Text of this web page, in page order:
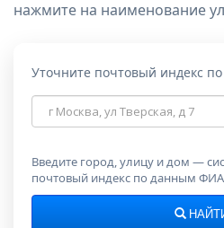
нажмите на наименование
Уточните почтовый индекс по
Адрес
для
индекса
Введите город, улицу и дом —
почтовый индекс по данным